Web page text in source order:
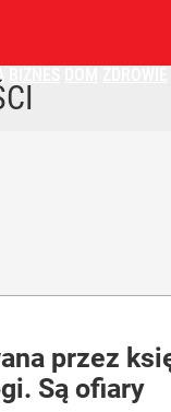
przez
Są ofiary